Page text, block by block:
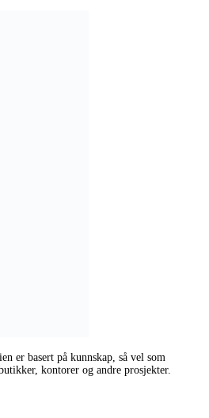
er basert på kunnskap, så vel som
kontorer og andre prosjekter.